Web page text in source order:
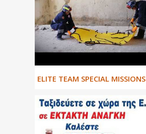
ΕLITE TEAM SPECIAL MISSIONS